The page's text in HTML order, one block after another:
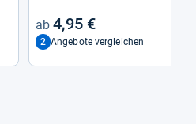
4,95 €
2 Angebote vergleichen